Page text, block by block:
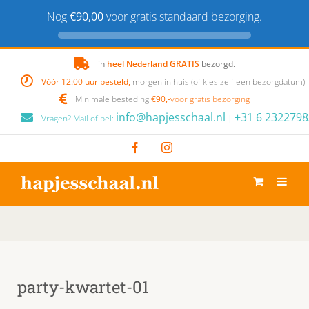
Nog€90,00voor gratis standaard bezorging.
content
in heel Nederland GRATIS bezorgd.
Vóór 12:00 uur besteld, morgen in huis (of kies zelf een bezorgdatum)
Minimale besteding€90,-voor gratis bezorging
Vragen? Mail of bel: info@hapjesschaal.nl | +31 6
FacebookInstagram
party-kwartet-01